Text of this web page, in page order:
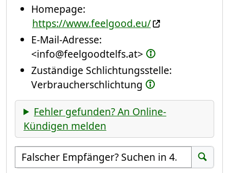
Homepage:
https://www.feelgood.eu/
E-Mail-Adresse:
<info@feelgoodtelfs.at>
Zuständige Schlichtungsstelle:
Verbraucherschlichtung
Fehler gefunden? An Online-
Kündigen melden
Empfänger suchen
Suchen